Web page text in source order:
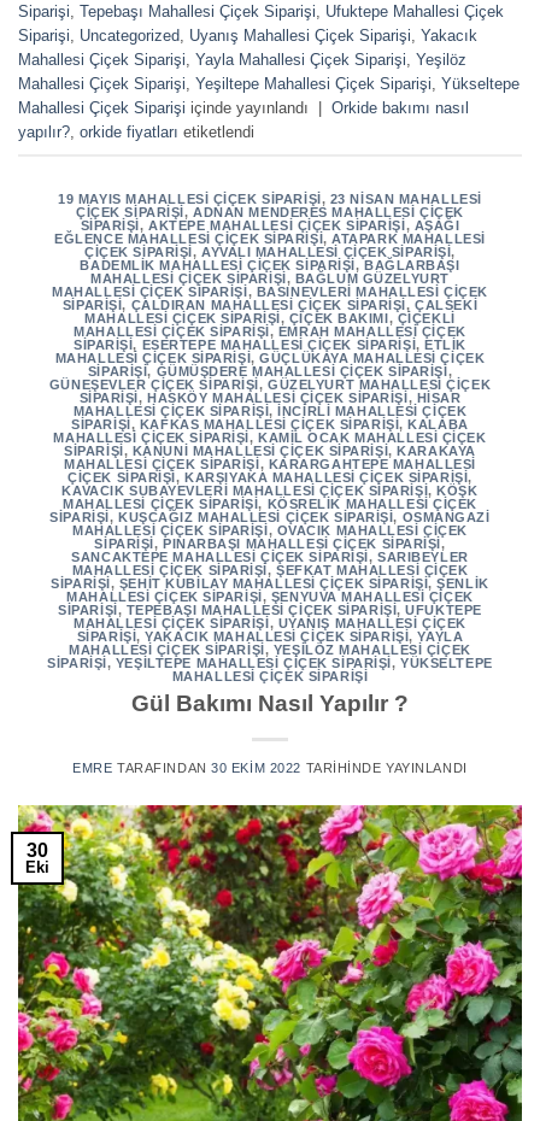
Siparişi Tepebaşı Mahallesi Çiçek Siparişi
Ufuktepe Mahallesi Çiçek
Siparişi
Uncategorized Uyanış Mahallesi Çiçek Siparişi Yakacık
Mahallesi Çiçek Siparişi Yayla Mahallesi Çiçek Siparişi Yeşilöz
Mahallesi Çiçek Siparişi Yeşiltepe Mahallesi Çiçek Siparişi Yükseltepe
Mahallesi Çiçek Siparişi içinde yayınlandı
Orkide bakımı nasıl
yapılır? orkide fiyatları etiketlendi
19 MAYIS MAHALLESI ÇIÇEK SIPARIŞI, 23 NISAN MAHALLESI
ÇIÇEK SIPARIŞI,ADNAN MENDERES MAHALLESI ÇIÇEK
SIPARIŞI,AKTEPE MAHALLESI ÇIÇEK SIPARIŞI, AŞAĞI
EĞLENCE MAHALLESI ÇIÇEK SIPARIŞI,ATAPARK MAHALLESI
ÇIÇEK SIPARIŞI,AYVALI MAHALLESI ÇIÇEK SIPARIŞI,
BADEMLIK MAHALLESI ÇIÇEK SIPARIŞI, BAĞLARBAŞI
MAHALLESI ÇIÇEK SIPARIŞI, BAĞLUM GÜZELYURT
MAHALLESI ÇIÇEK SIPARIŞI, BASINEVLERI MAHALLESI ÇIÇEK
SIPARIŞI, ÇALDIRAN MAHALLESI ÇIÇEK SIPARIŞI,ÇALSEKI
MAHALLESI ÇIÇEK SIPARIŞI, ÇIÇEK BAKIMI, ÇIÇEKLI
MAHALLESI ÇIÇEK SIPARIŞI, EMRAH MAHALLESI ÇIÇEK
SIPARIŞI, ESERTEPE MAHALLESI ÇIÇEK SIPARIŞI,ETLIK
MAHALLESI ÇIÇEK SIPARIŞI,GÜÇLÜKAYA MAHALLESI ÇIÇEK
SIPARIŞI, GÜMÜŞDERE MAHALLESI ÇIÇEK SIPARIŞI,
GÜNEŞEVLER ÇIÇEK SIPARIŞI,GÜZELYURT MAHALLESI ÇIÇEK
SIPARIŞI,HASKÖY MAHALLESI ÇIÇEK SIPARIŞI, HISAR
MAHALLESI ÇIÇEK SIPARIŞI,İNCIRLI MAHALLESI ÇIÇEK
SIPARIŞI, KAFKAS MAHALLESI ÇIÇEK SIPARIŞI,KALABA
MAHALLESI ÇIÇEK SIPARIŞI, KAMIL OCAK MAHALLESI ÇIÇEK
SIPARIŞI, KANUNI MAHALLESI ÇIÇEK SIPARIŞI,KARAKAYA
MAHALLESI ÇIÇEK SIPARIŞI, KARARGAHTEPE MAHALLESI
ÇIÇEK SIPARIŞI,KARŞIYAKA MAHALLESI ÇIÇEK SIPARIŞI,
KAVACIK SUBAYEVLERI MAHALLESI ÇIÇEK SIPARIŞI,KÖŞK
MAHALLESI ÇIÇEK SIPARIŞI, KÖSRELIK MAHALLESI ÇIÇEK
SIPARIŞI, KUŞCAĞIZ MAHALLESI ÇIÇEK SIPARIŞI, OSMANGAZI
MAHALLESI ÇIÇEK SIPARIŞI, OVACIK MAHALLESI ÇIÇEK
SIPARIŞI, PINARBAŞI MAHALLESI ÇIÇEK SIPARIŞI,
SANCAKTEPE MAHALLESI ÇIÇEK SIPARIŞI,SARIBEYLER
MAHALLESI ÇIÇEK SIPARIŞI,ŞEFKAT MAHALLESI ÇIÇEK
SIPARIŞI, ŞEHIT KUBILAY MAHALLESI ÇIÇEK SIPARIŞI,ŞENLIK
MAHALLESI ÇIÇEK SIPARIŞI, ŞENYUVA MAHALLESI ÇIÇEK
SIPARIŞI, TEPEBAŞI MAHALLESI ÇIÇEK SIPARIŞI,UFUKTEPE
MAHALLESI ÇIÇEK SIPARIŞI, UYANIŞ MAHALLESI ÇIÇEK
SIPARIŞI,YAKACIK MAHALLESI ÇIÇEK SIPARIŞI,YAYLA
MAHALLESI ÇIÇEK SIPARIŞI, YEŞILÖZ MAHALLESI ÇIÇEK
SIPARIŞI, YEŞILTEPE MAHALLESI ÇIÇEK SIPARIŞI,YÜKSELTEPE
MAHALLESI ÇIÇEK SIPARIŞI
Gül Bakımı Nasıl Yapılır ?
EMRE TARAFINDAN 30 EKIM 2022 TARIHINDE YAYINLANDI
30
Eki